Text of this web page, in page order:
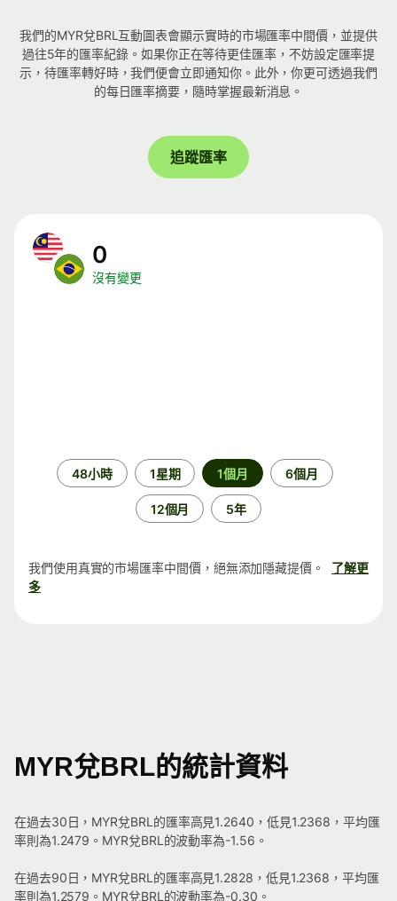
我們的MYR兌BRL互動圖表會顯示實時的市場匯率中間價，並提供
過往5年的匯率紀錄。如果你正在等待更佳匯率，不妨設定匯率提
示，待匯率轉好時，我們便會立即通知你。此外，你更可透過我們
的每日匯率摘要，隨時掌握最新消息。
追蹤匯率
0
沒有變更
48小時 1星期 1個月 6個月
12個月 5年
我們使用真實的市場匯率中間價，絕無添加隱藏提價。
了解更
多
MYR兌BRL的統計資料
在過去30日，MYR兌BRL的匯率高見1.2640，低見1.2368，平均匯
率則為1.2479。MYR兌BRL的波動率為-1.56。
在過去90日，MYR兌BRL的匯率高見1.2828，低見1.2368，平均匯
率則為1.2579。MYR兌BRL的波動率為-0.30。